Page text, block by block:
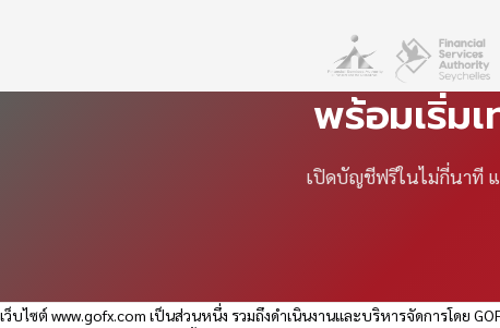
พร้อมเริ่ม
เปิดบัญชีฟรีในไม่กี่นาที แ
เว็บไซต์www.gofx.com เป็นส่วนหนึ่ง รวมถึงดำเนินงานและบริหารจัดการโดย